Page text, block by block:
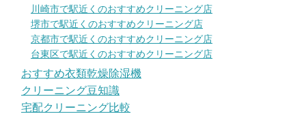
川崎市で駅近くのおすすめクリーニング店
堺市で駅近くのおすすめクリーニング店
京都市で駅近くのおすすめクリーニング店
台東区で駅近くのおすすめクリーニング店
おすすめ衣類乾燥除湿機
クリーニング豆知識
宅配クリーニング比較